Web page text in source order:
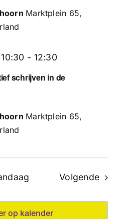
Marktplein 65,
schrijven in de
- 12:30
Marktplein 65,
Volgende
op kalender